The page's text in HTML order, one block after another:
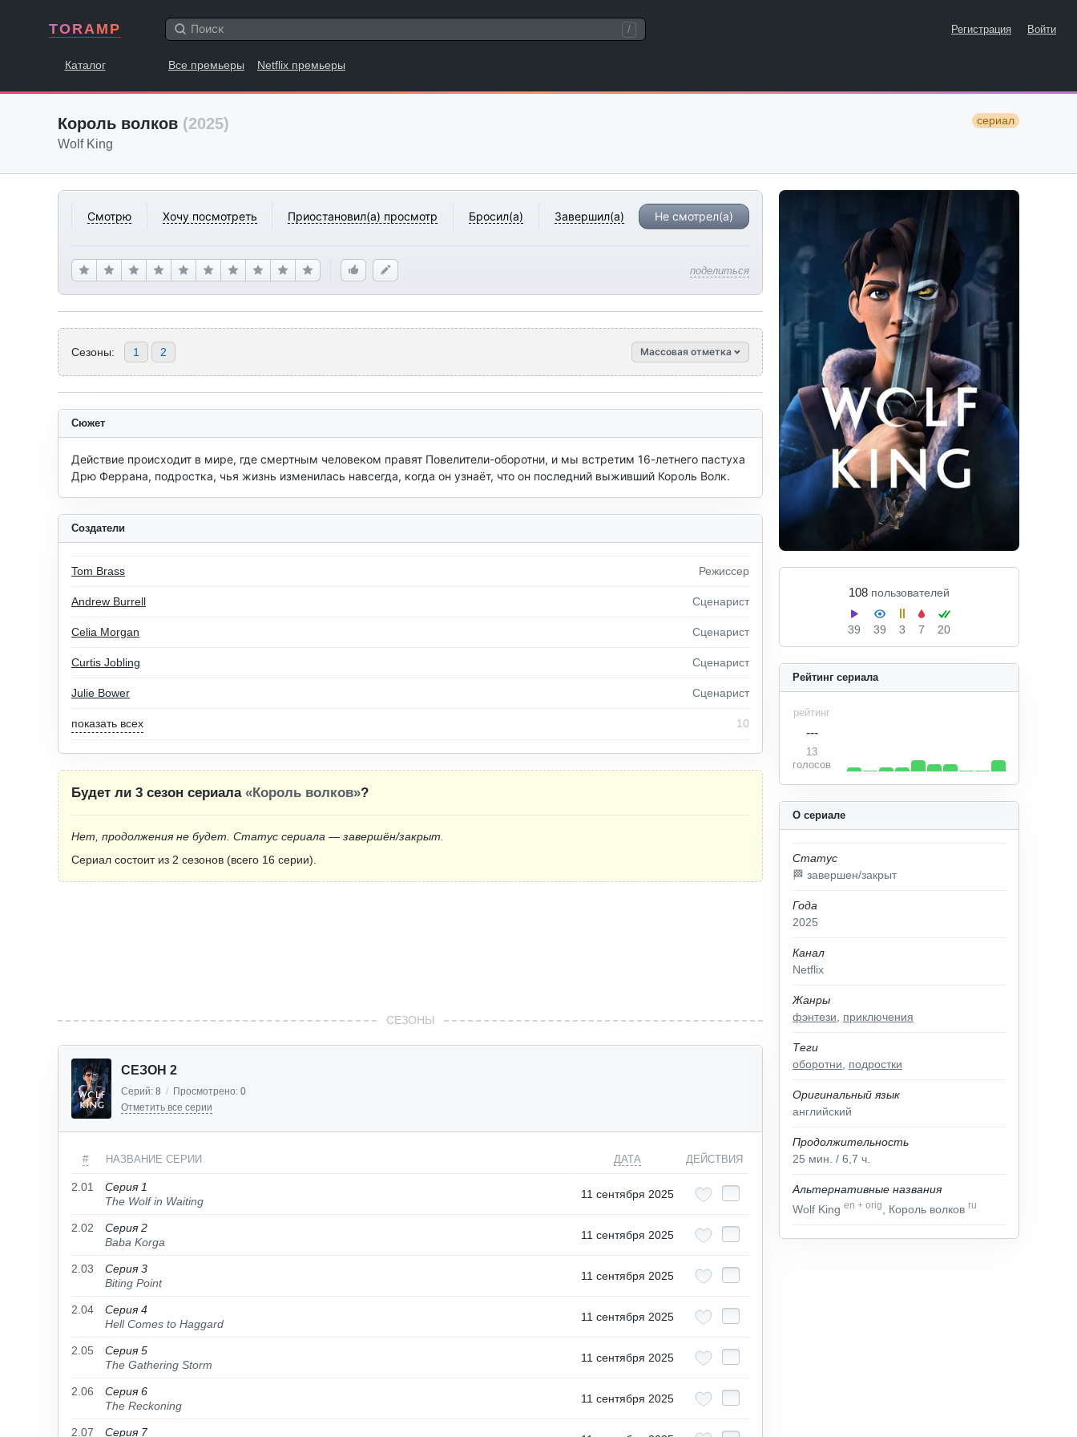
TORAMP / Регистрация Войти
Каталог Все премьеры Netflix премьеры
Король волков (2025) сериал
Wolf King
Смотрю Хочу посмотреть Приостановил(а) просмотр Бросил(а) Завершил(а) Не смотрел(а)
поделиться
108 пользователей
39 39 3 7 20
Сезоны: 1 2 Массовая отметка
О сериале
Статус
🏁 завершен/закрыт
Года
2025
Канал
Netflix
Жанры
фэнтези
приключения
Теги
оборотни
подростки
Оригинальный язык
английский
Продолжительность
25 мин. / 6,7 ч.
Альтернативные названия
Wolf King en + orig , Король волков ru
Рейтинг сериала
рейтинг
---
13
голосов
Сюжет
Действие происходит в мире, где смертным человеком правят Повелители-оборотни, и мы встретим 16-летнего пастуха
Дрю Феррана, подростка, чья жизнь изменилась навсегда, когда он узнаёт, что он последний выживший Король Волк.
Создатели
Tom Brass Режиссeр
Andrew Burrell Сценарист
Celia Morgan Сценарист
Curtis Jobling Сценарист
Julie Bower Сценарист
показать всех 10
Будет ли 3 сезон сериала «Король волков»?
Нет, продолжения не будет. Статус сериала — завершён/закрыт.
Сериал состоит из 2 сезонов (всего 16 серии).
СЕЗОНЫ
СЕЗОН 2
Серий: 8 / Просмотрено: 0
Отметить все серии
# НАЗВАНИЕ СЕРИИ ДАТА ДЕЙСТВИЯ
2.01
Серия 1
The Wolf in Waiting
11 сентября 2025
2.02
Серия 2
Baba Korga
11 сентября 2025
2.03
Серия 3
Biting Point
11 сентября 2025
2.04
Серия 4
Hell Comes to Haggard
11 сентября 2025
2.05
Серия 5
The Gathering Storm
11 сентября 2025
2.06
Серия 6
The Reckoning
11 сентября 2025
2.07 Серия 7